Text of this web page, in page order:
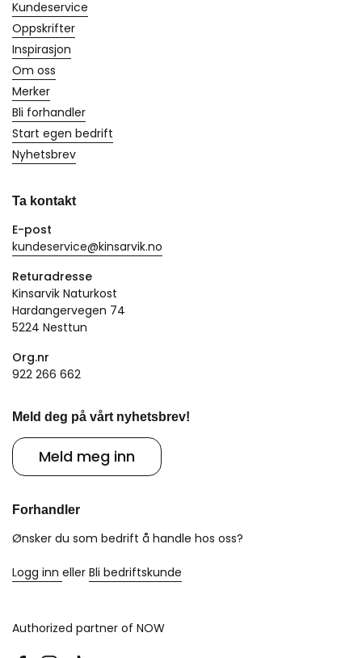
Kundeservice
Oppskrifter
Inspirasjon
Om oss
Merker
Bli forhandler
Start egen bedrift
Nyhetsbrev
Ta kontakt
E-post
kundeservice@kinsarvik.no
Returadresse
Kinsarvik Naturkost
Hardangervegen 74
5224 Nesttun
Org.nr
922 266 662
Meld deg på vårt nyhetsbrev!
Meld meg inn
Forhandler
Ønsker du som bedrift å handle hos oss?
Logg inn eller Bli bedriftskunde
Authorized partner of NOW